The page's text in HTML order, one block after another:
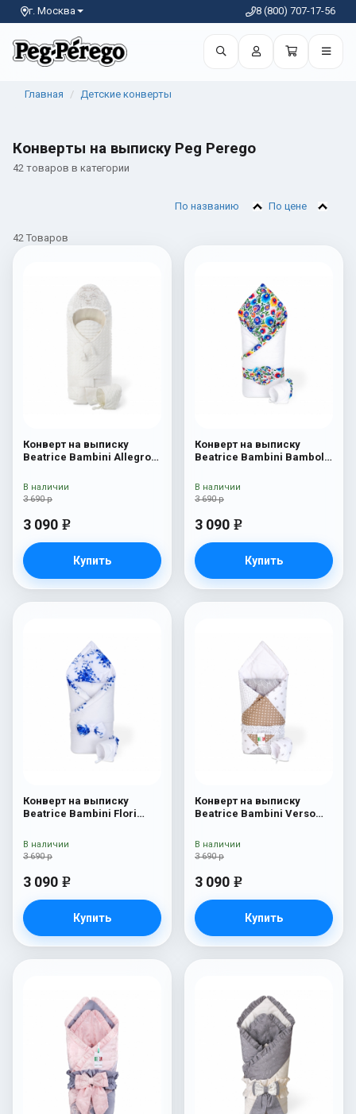
г. Москва 8 (800) 707-17-56
Главная Детские конверты
Конверты на выписку Peg Perego
42 товаров в категории
По названию По цене
42 Товаров
Конверт на выписку
Beatrice Bambini Allegro
3 690 р
3 090 e
Купить
В наличии
Конверт на выписку
Beatrice Bambini Bambola
3 690 р
3 090 e
Купить
В наличии
Конверт на выписку
Beatrice Bambini Flori
3 690 р
3 090 e
Купить
В наличии
Конверт на выписку
Beatrice Bambini Verso
3 690 р
3 090 e
Купить
В наличии